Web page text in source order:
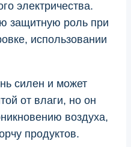
электричества.
защитную роль при
использовании
силен и может
от влаги, но он
воздуха,
продуктов.